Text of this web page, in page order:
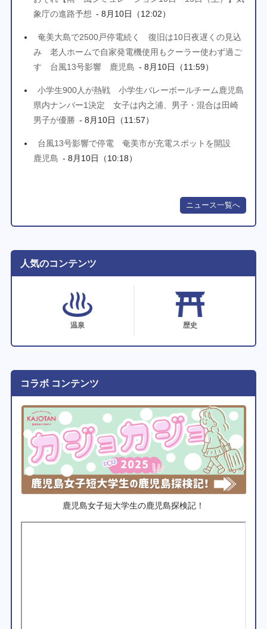
象庁の進路予想 - 8月10日（12:02）
奄美大島で2500戸停電続く 復旧は10日夜遅くの見込
み 老人ホームで自家発電機使用もクーラー使わず過ご
す 台風13号影響 鹿児島 - 8月10日（11:59）
小学生900人が熱戦 小学生バレーボールチーム鹿児島
県内ナンバー1決定 女子は内之浦、男子・混合は田崎
男子が優勝 - 8月10日（11:57）
台風13号影響で停電 奄美市が充電スポットを開設
鹿児島 - 8月10日（10:18）
ニュース一覧へ
人気のコンテンツ
温泉 歴史
コラボ コンテンツ
鹿児島女子短大学生の鹿児島探検記！